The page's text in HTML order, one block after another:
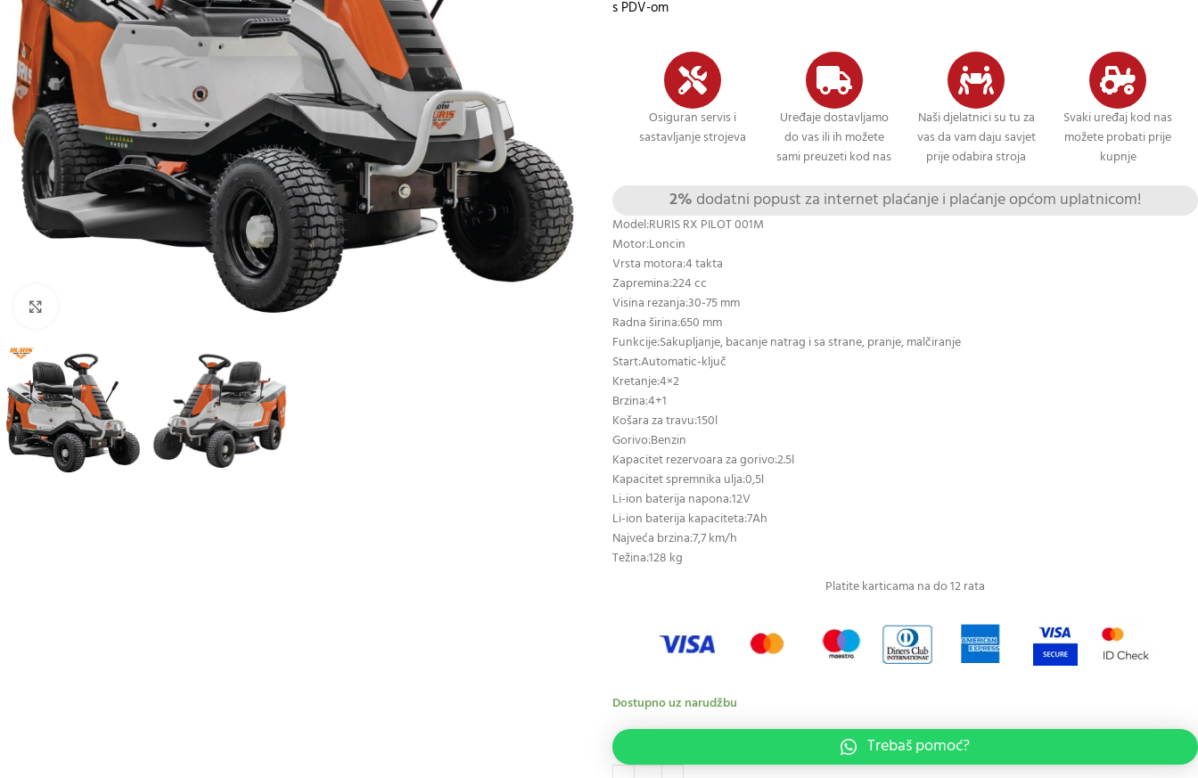
s PDV-om
Osiguran servis i
sastavljanje strojeva
Uređaje dostavljamo
do vas ili ih možete
sami preuzeti kod nas
Naši djelatnici su tu za
vas da vam daju savjet
prije odabira stroja
Svaki uređaj kod nas
možete probati prije
kupnje
2% dodatni popust za internet plaćanje i plaćanje općom uplatnicom!
Model:RURIS RX PILOT 001M
Motor:Loncin
Vrsta motora:4 takta
Zapremina:224 cc
Visina rezanja:30-75 mm
Radna širina:650 mm
Funkcije:Sakupljanje, bacanje natrag i sa strane, pranje, malčiranje
Start:Automatic-ključ
Kretanje:4×2
Brzina:4+1
Košara za travu:150l
Gorivo:Benzin
Kapacitet rezervoara za gorivo:2.5l
Kapacitet spremnika ulja:0,5l
Li-ion baterija napona:12V
Li-ion baterija kapaciteta:7Ah
Najveća brzina:7,7 km/h
Težina:128 kg
Platite karticama na do 12 rata
Dostupno uz narudžbu
Trebaš pomoć?